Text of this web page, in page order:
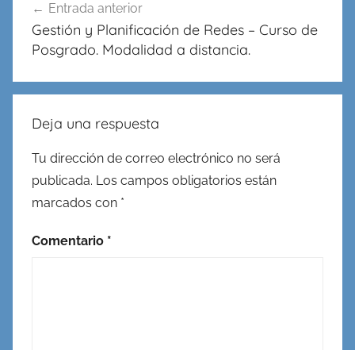
de
entradas
Entrada anterior
Gestión y Planificación de Redes – Curso de
Posgrado. Modalidad a distancia.
Deja una respuesta
Tu dirección de correo electrónico no será
publicada. Los campos obligatorios están
marcados con *
Comentario *